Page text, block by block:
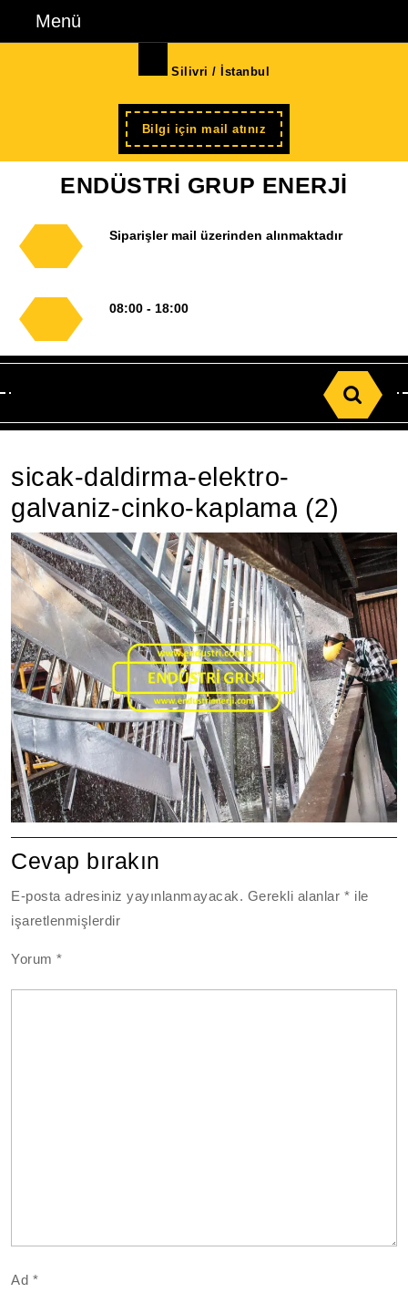
Menü
Silivri / İstanbul
Bilgi için mail atınız Şimdi
kayıt
ENDÜSTRİ GRUP ENERJİ
Siparişler mail üzerinden alınmaktadır
08:00 - 18:00
for:
sicak-daldirma-elektro-
galvaniz-cinko-kaplama (2)
Cevap bırakın
E-posta adresiniz yayınlanmayacak. Gerekli alanlar* ile
işaretlenmişlerdir
Yorum*
Ad *